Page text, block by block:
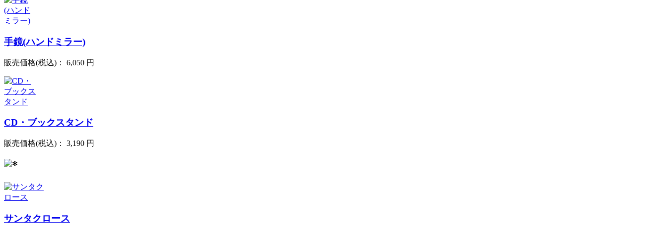
手鏡(ハンドミラー)
販売価格(税込)： 6,050 円
CD・ブックスタンド
販売価格(税込)： 3,190 円
サンタクロース